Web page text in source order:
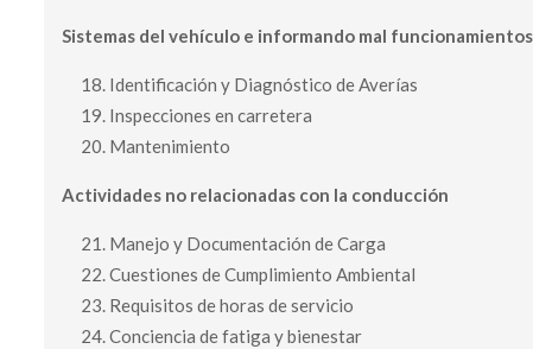
Sistemas del vehículo e informando mal funcionamientos
Identificación y Diagnóstico de Averías
Inspecciones en carretera
Mantenimiento
Actividades no relacionadas con la conducción
Manejo y Documentación de Carga
Cuestiones de Cumplimiento Ambiental
Requisitos de horas de servicio
Conciencia de fatiga y bienestar